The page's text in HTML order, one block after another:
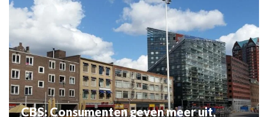
CBS: Consumenten geven meer uit,